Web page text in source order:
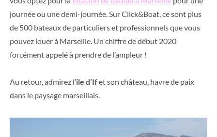
journée ou une demi-journée. Sur Click&Boat, ce sont plus
de 500 bateaux de particuliers et professionnels que vous
pouvez louer à Marseille. Un chiffre de début 2020
forcément appelé à prendre de l’ampleur !
Au retour, admirez l’île d’Ifet son château, havre de paix
dans le paysage marseillais.